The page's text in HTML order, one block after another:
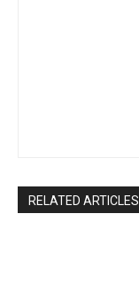
RELATED ARTICLES